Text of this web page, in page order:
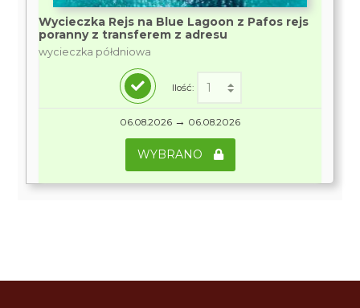
Wycieczka Rejs na Blue Lagoon z Pafos rejs
poranny z transferem z adresu
wycieczka półdniowa
Ilość:
06.08.2026 → 06.08.2026
WYBRANO